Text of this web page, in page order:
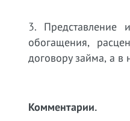
3. Представление
обогащения,
договору займа, а в
Комментарии.